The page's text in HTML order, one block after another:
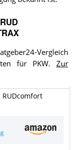
RUD
Vergleich
für PKW. Zur
RUDcomfort